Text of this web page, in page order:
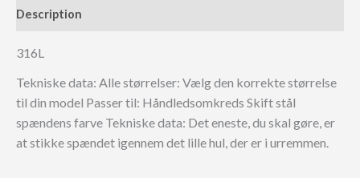
Description
316L
Tekniske data: Alle størrelser: Vælg den korrekte størrelse
til din model Passer til: Håndledsomkreds Skift stål
spændens farve Tekniske data: Det eneste, du skal gøre, er
at stikke spændet igennem det lille hul, der er i urremmen.